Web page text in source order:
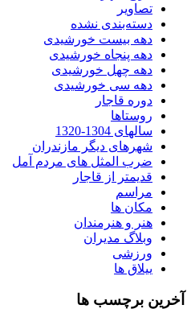
تصاویر
دسته‌بندی نشده
دهه بیست خورشیدی
دهه پنجاه خورشیدی
دهه چهل خورشیدی
دهه سی خورشیدی
دوره قاجار
روستاها
سالهای 1304-1320
شهرهای دیگر مازندران
ضرب المثل های مردم آمل
قدیمتر از قاجار
مراسم
مکان ها
هنر و هنرمندان
وبلاگ مدیران
ورزشی
ییلاق ها
آخرین برچسب ها